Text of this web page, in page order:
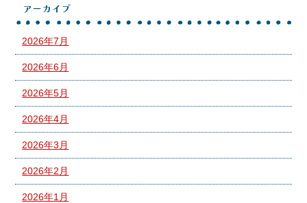
アーカイブ
2026年7月
2026年6月
2026年5月
2026年4月
2026年3月
2026年2月
2026年1月